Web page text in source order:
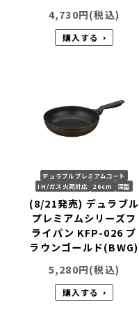
4,730円(税込)
購入する
デュラブルプレミアムコート
IH/ガス火両対応
26cm 深型
(8/21発売) デュラブル
プレミアムシリーズフ
ライパン KFP-026 ブ
ラウンゴールド(BWG)
5,280円(税込)
購入する